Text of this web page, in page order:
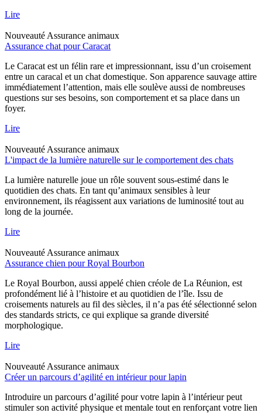
Lire
Nouveauté Assurance animaux
Assurance chat pour Caracat
Le Caracat est un félin rare et impressionnant, issu d’un croisement
entre un caracal et un chat domestique. Son apparence sauvage attire
immédiatement l’attention, mais elle soulève aussi de nombreuses
questions sur ses besoins, son comportement et sa place dans un
foyer.
Lire
Nouveauté Assurance animaux
L'impact de la lumière naturelle sur le comportement des chats
La lumière naturelle joue un rôle souvent sous-estimé dans le
quotidien des chats. En tant qu’animaux sensibles à leur
environnement, ils réagissent aux variations de luminosité tout au
long de la journée.
Lire
Nouveauté Assurance animaux
Assurance chien pour Royal Bourbon
Le Royal Bourbon, aussi appelé chien créole de La Réunion, est
profondément lié à l’histoire et au quotidien de l’île. Issu de
croisements naturels au fil des siècles, il n’a pas été sélectionné selon
des standards stricts, ce qui explique sa grande diversité
morphologique.
Lire
Nouveauté Assurance animaux
Créer un parcours d’agilité en intérieur pour lapin
Introduire un parcours d’agilité pour votre lapin à l’intérieur peut
stimuler son activité physique et mentale tout en renforçant votre lien